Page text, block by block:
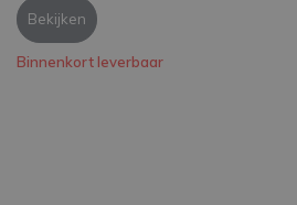
Bekijken
Binnenkort leverbaar